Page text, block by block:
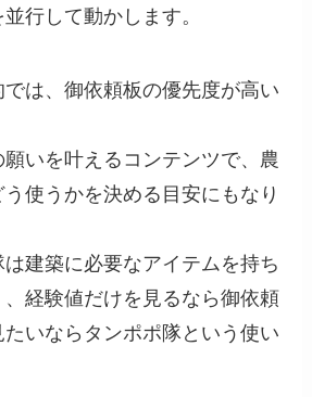
並行して動かします。
は、御依頼板の優先度が高い
いを叶えるコンテンツで、農
使うかを決める目安にもなり
建築に必要なアイテムを持ち
経験値だけを見るなら御依頼
いならタンポポ隊という使い